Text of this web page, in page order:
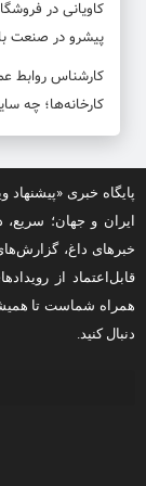
کاویانیدر
پیشرو در صنعت
کارشناس روابط
کارخانه‌ها؛ چه
پایگاه خبری «پیشنهاد
ایران و جهان؛ سریع،
خبرهای داغ،
قابل‌اعتماد از
همراه شماست تا
دنبال کنید.